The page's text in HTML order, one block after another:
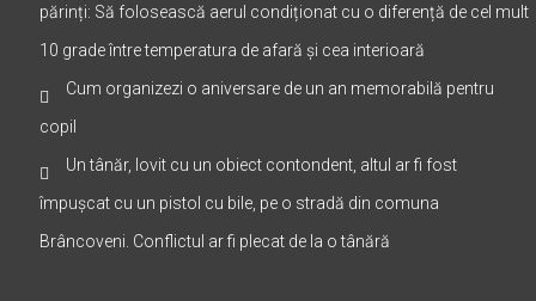
părinți: Să folosească aerul condiționat cu o diferență de cel mult
10 grade între temperatura de afară și cea interioară
Cum organizezi o aniversare de un an memorabilă pentru
copil
Un tânăr, lovit cu un obiect contondent, altul ar fi fost
împușcat cu un pistol cu bile, pe o stradă din comuna
Brâncoveni. Conflictul ar fi plecat de la o tânără